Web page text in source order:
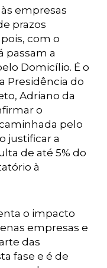
empresas
prazos
com o
passam a
Domicílio. É o
Presidência do
Adriano da
o
pelo
justificar a
de até 5% do
à
o impacto
empresas e
das
fase e é de